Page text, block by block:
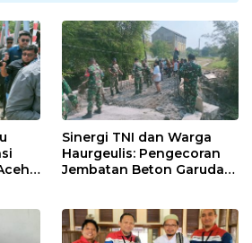
Sinergi TNI dan Warga
Haurgeulis: Pengecoran
Jembatan Beton Garuda